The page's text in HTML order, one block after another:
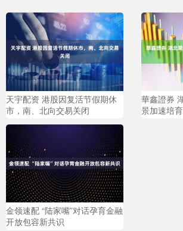
天宇配资 港股因复活节假期休
市，南、北向交易关闭
華鑫證券
景加速培
金领速配 “陆家嘴”对话孕育金融
开放包容新共识